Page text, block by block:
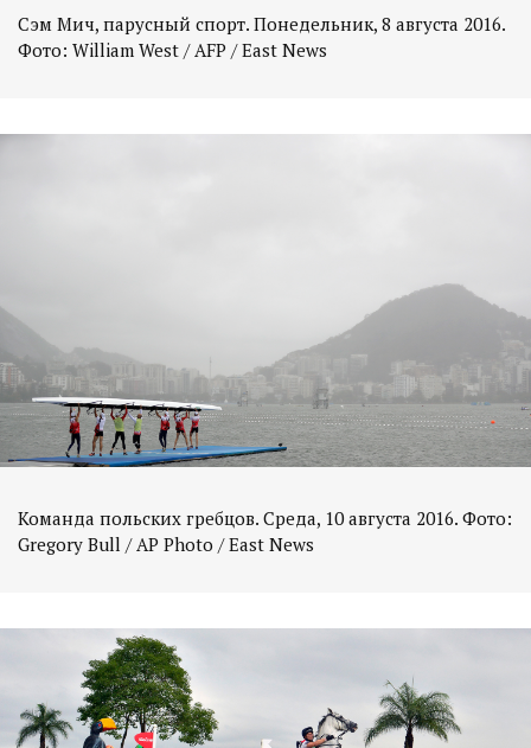
Сэм Мич, парусный спорт. Понедельник, 8 августа 2016.
Фото: William West / AFP / East News
Команда польских гребцов. Среда, 10 августа 2016. Фото: